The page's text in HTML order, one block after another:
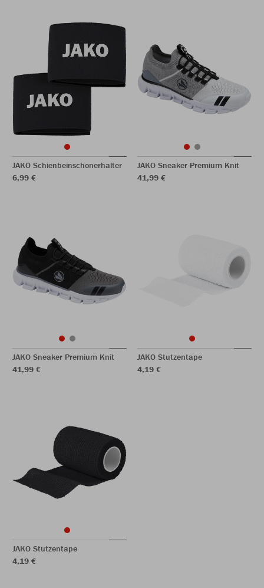
JAKO Schienbeinschonerhalter
6,99 €
JAKO Sneaker Premium Knit
41,99 €
JAKO Sneaker Premium Knit
41,99 €
JAKO Stutzentape
4,19 €
JAKO Stutzentape
4,19 €